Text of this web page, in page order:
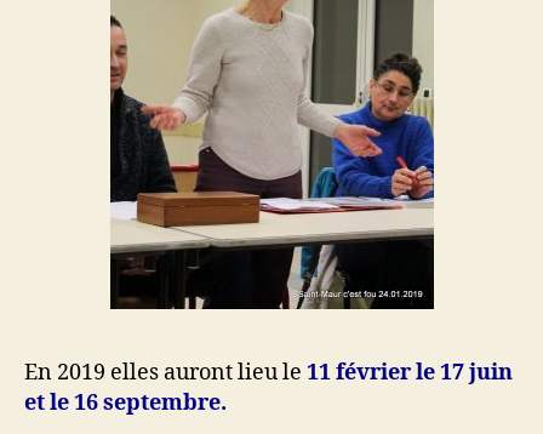
En 2019 elles auront lieu le 11 février le 17 juin
et le 16 septembre.